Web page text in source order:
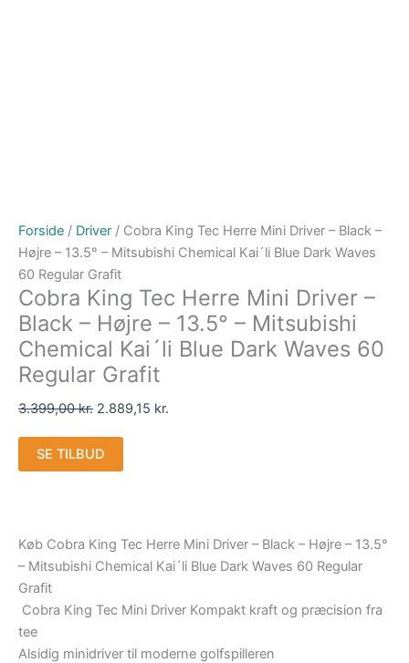
Forside / Driver / Cobra King Tec Herre Mini Driver – Black –
Højre – 13.5° – Mitsubishi Chemical Kai´li Blue Dark Waves
60 Regular Grafit
Cobra King Tec Herre Mini Driver –
Black – Højre – 13.5° – Mitsubishi
Chemical Kai´li Blue Dark Waves 60
Regular Grafit
3.399,00kr. 2.889,15 kr.
SE TILBUD
Køb Cobra King Tec Herre Mini Driver – Black – Højre – 13.5°
– Mitsubishi Chemical Kai´li Blue Dark Waves 60 Regular
Grafit
Cobra King Tec Mini Driver Kompakt kraft og præcision fra
tee
Alsidig minidriver til moderne golfspilleren